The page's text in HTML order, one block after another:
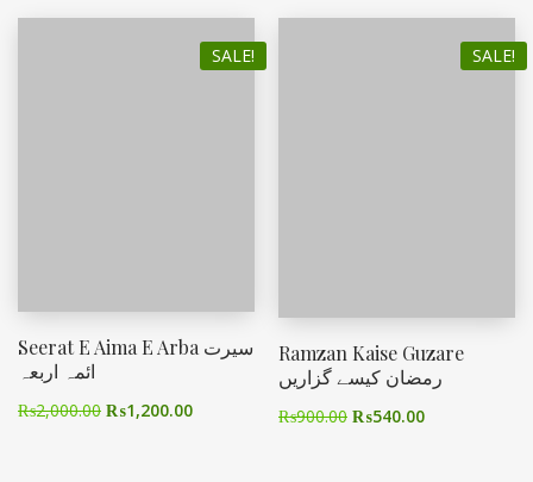
SALE!
Seerat E Aima E Arba سیرت
ائمہ اربعہ
₨2,000.00 ₨1,200.00
SALE!
Ramzan Kaise Guzare
رمضان کیسے گزاریں
₨900.00 ₨540.00